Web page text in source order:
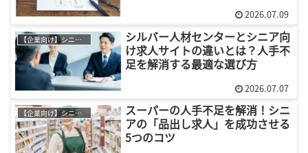
2026.07.09
【企業向け】シニア採用
シルバー人材センターとシニア向
け求人サイトの違いとは？人手不
足を解消する最適な選び方
2026.07.07
【企業向け】シニア採用
スーパーの人手不足を解消！シニ
アの「品出し求人」を成功させる
5つのコツ